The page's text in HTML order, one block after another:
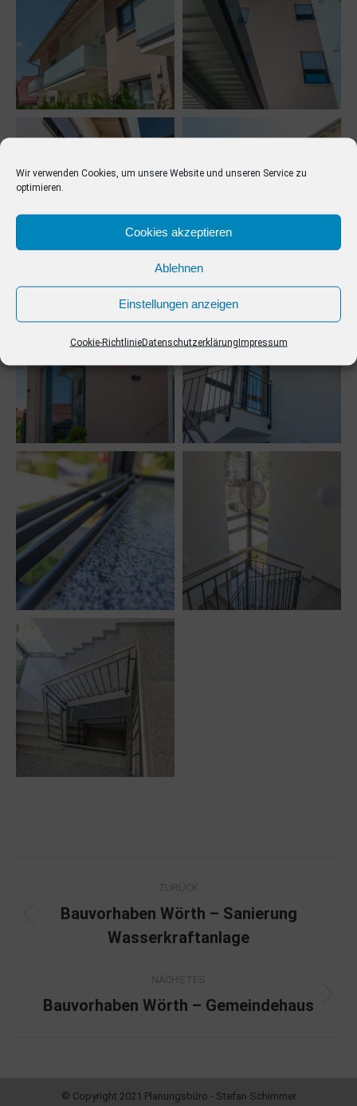
Wir verwenden Cookies, um unsere Website und unseren Service zu
optimieren.
Cookies akzeptieren
Ablehnen
Einstellungen anzeigen
Cookie-RichtlinieDatenschutzerklärungImpressum
navigation
ZURÜCK
Previous
project:
Bauvorhaben Wörth – Sanierung
Wasserkraftanlage
NÄCHSTES
Next
Bauvorhaben Wörth – Gemeindehaus
© Copyright 2021 Planungsbüro - Stefan Schimmer